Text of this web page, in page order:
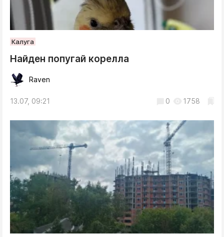
Калуга
Найден попугай корелла
Raven
13.07, 09:21 0 1758